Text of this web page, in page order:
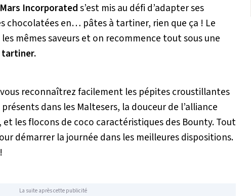
Mars Incorporateds’est mis au défi d’adapter ses
chocolatées en… pâtes à tartiner, rien que ça ! Le
mêmes saveurs et on recommence tout sous une
tartiner.
reconnaîtrez facilement les pépites croustillantes
présents dans les Maltesers, la douceur de l’alliance
les flocons de coco caractéristiques des Bounty. Tout
démarrer la journée dans les meilleures dispositions.
La suite après cette publicité